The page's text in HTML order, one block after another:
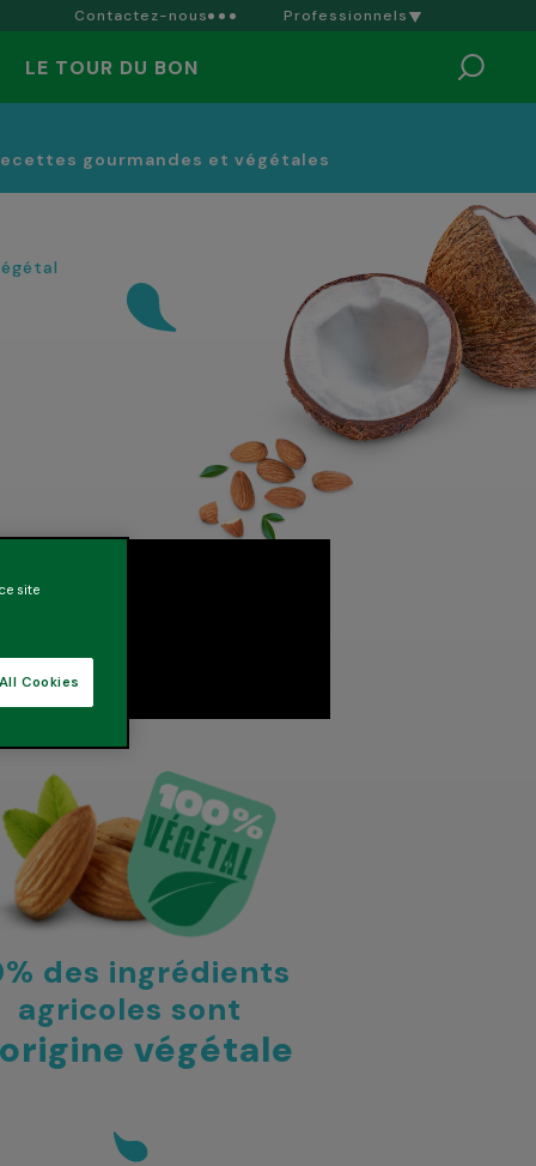
Contactez-nous Professionnels
LE TOUR DU BON
gourmandes et végétales
des ingrédients
agricoles sont
végétale
site
Cookies